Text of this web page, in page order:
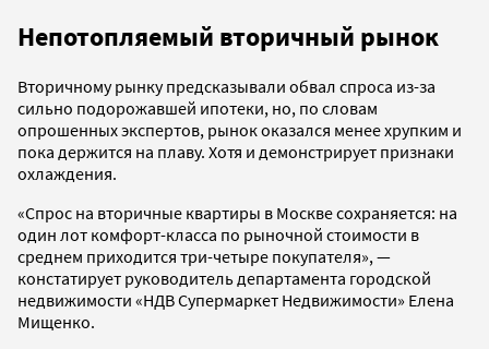
Непотопляемый вторичный рынок
Вторичному рынку предсказывали обвал спроса из-за
сильно подорожавшей ипотеки, но, по словам
опрошенных экспертов, рынок оказался менее хрупким и
пока держится на плаву. Хотя и демонстрирует признаки
охлаждения.
«Спрос на вторичные квартиры в Москве сохраняется: на
один лот комфорт-класса по рыночной стоимости в
среднем приходится три-четыре покупателя», —
констатирует руководитель департамента городской
недвижимости «НДВ Супермаркет Недвижимости» Елена
Мищенко.